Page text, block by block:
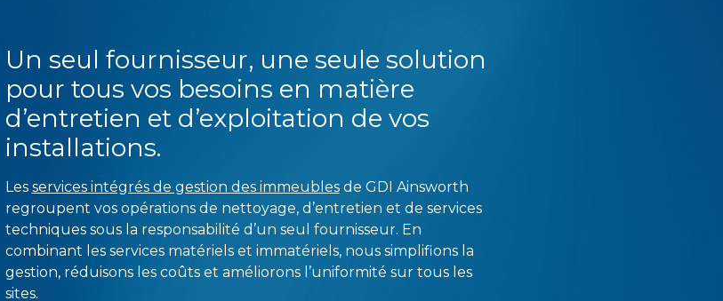
Un seul fournisseur, une seule solution
pour tous vos besoins en matière
d’entretien et d’exploitation de vos
installations.
Les services intégrés de gestion des immeublesde GDI Ainsworth
regroupent vos opérations de nettoyage, d’entretien et de services
techniques sous la responsabilité d’un seul fournisseur. En
combinant les services matériels et immatériels, nous simplifions la
gestion, réduisons les coûts et améliorons l’uniformité sur tous les
sites.